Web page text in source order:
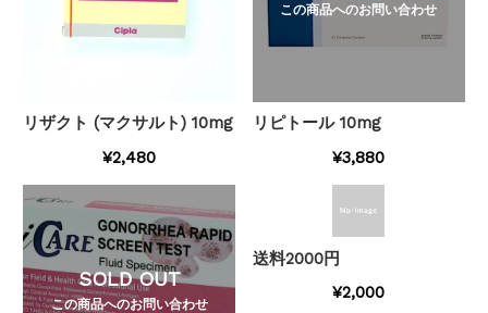
リザクト (マクサルト) 10mg
¥2,480
この商品へのお問い合わせ
リピトール 10mg
¥3,880
SOLD OUT
この商品へのお問い合わせ
送料2000円
¥2,000